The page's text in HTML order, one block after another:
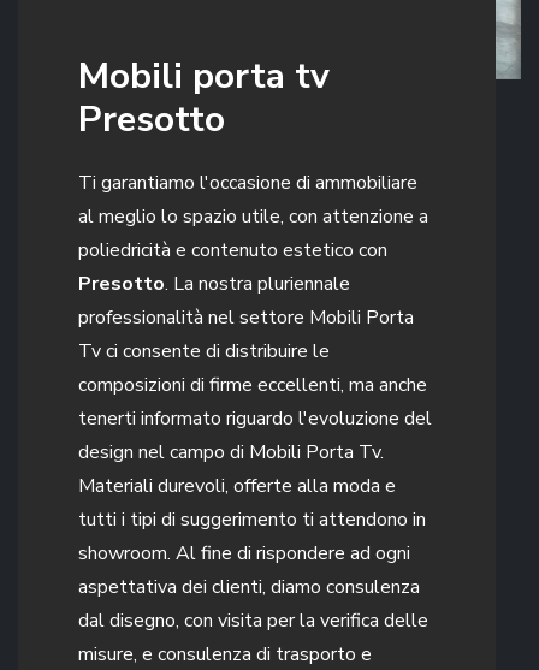
Mobili porta tv
Presotto
Ti garantiamo l'occasione di ammobiliare
al meglio lo spazio utile, con attenzione a
poliedricità e contenuto estetico con
Presotto. La nostra pluriennale
professionalità nel settore Mobili Porta
Tv ci consente di distribuire le
composizioni di firme eccellenti, ma anche
tenerti informato riguardo l'evoluzione del
design nel campo di Mobili Porta Tv.
Materiali durevoli, offerte alla moda e
tutti i tipi di suggerimento ti attendono in
showroom. Al fine di rispondere ad ogni
aspettativa dei clienti, diamo consulenza
dal disegno, con visita per la verifica delle
misure, e consulenza di trasporto e